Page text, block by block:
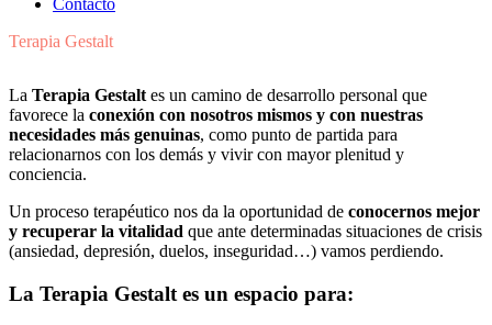
Contacto
Terapia Gestalt
La Terapia Gestalt es un camino de desarrollo personal que
favorece la conexión con nosotros mismos y con nuestras
necesidades más genuinas, como punto de partida para
relacionarnos con los demás y vivir con mayor plenitud y
conciencia.
Un proceso terapéutico nos da la oportunidad de conocernos mejor
y recuperar la vitalidad que ante determinadas situaciones de crisis
(ansiedad, depresión, duelos, inseguridad…) vamos perdiendo.
La Terapia Gestalt es un espacio para: